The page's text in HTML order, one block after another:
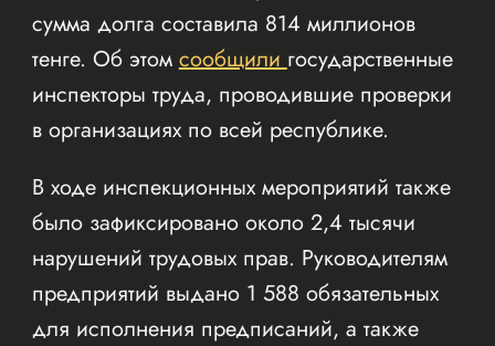
сумма долга составила 814 миллионов
тенге. Об этом сообщили государственные
инспекторы труда, проводившие проверки
в организациях по всей республике.
В ходе инспекционных мероприятий также
было зафиксировано около 2,4 тысячи
нарушений трудовых прав. Руководителям
предприятий выдано 1 588 обязательных
для исполнения предписаний, а также